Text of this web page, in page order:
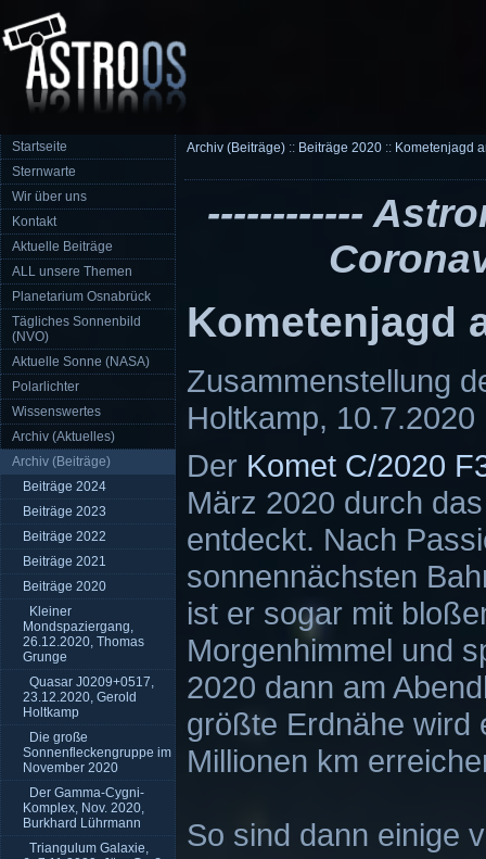
Startseite
Sternwarte
Wir über uns
Kontakt
Aktuelle Beiträge
ALL unsere Themen
Planetarium Osnabrück
Tägliches Sonnenbild
(NVO)
Aktuelle Sonne (NASA)
Polarlichter
Wissenswertes
Archiv (Aktuelles)
Archiv (Beiträge)
Beiträge 2024
Beiträge 2023
Beiträge 2022
Beiträge 2021
Beiträge 2020
Kleiner
Mondspaziergang,
26.12.2020, Thomas
Grunge
Quasar J0209+0517,
23.12.2020, Gerold
Holtkamp
Die große
Sonnenfleckengruppe im
November 2020
Der Gamma-Cygni-
Komplex, Nov. 2020,
Burkhard Lührmann
Triangulum Galaxie,
Archiv (Beiträge) :: Beiträge 2020 :: Kometenjagd
------------
Kometenjagd
Zusammenstellung
Holtkamp, 10.7.2020
Der Komet C/2020
März 2020 durch
entdeckt. Nach
sonnennächsten
ist er sogar mit
Morgenhimmel und
2020 dann am
größte Erdnähe wird
Millionen km
So sind dann einige